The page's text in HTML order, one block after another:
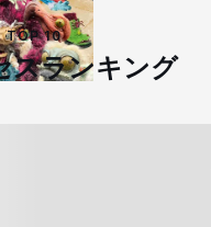
TOP 10
スランキング